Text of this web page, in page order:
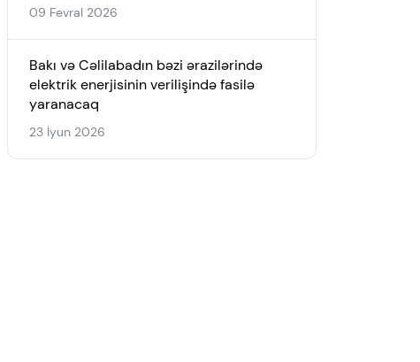
09 Fevral 2026
Bakı və Cəlilabadın bəzi ərazilərində
elektrik enerjisinin verilişində fasilə
yaranacaq
23 İyun 2026